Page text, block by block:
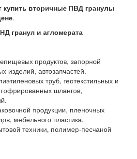
купить вторичные ПВД гранулы
.
гранул и агломерата
продуктов, запорной
изделий, автозапчастей.
труб, геотекстильных и
шлангов,
продукции, пленочных
мебельного пластика,
техники, полимер-песчаной